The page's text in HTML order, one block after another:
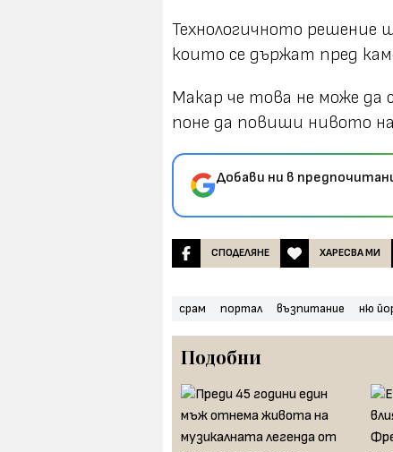
Технологичното решение
които се държат пред
Макар че това не може
поне да повиши нивото
Добави ни в
СПОДЕЛЯНЕ ХАРЕСВА МИ
срам портал възпитание ню
Подобни